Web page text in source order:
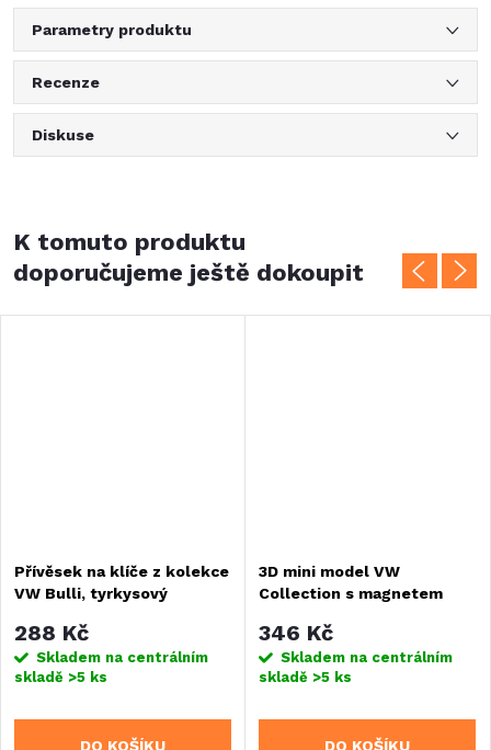
Parametry produktu
Recenze
Diskuse
K tomuto produktu
doporučujeme ještě dokoupit
Přívěsek na klíče z kolekce
VW Bulli, tyrkysový
288 Kč
Skladem na centrálním
skladě >5 ks
DO KOŠÍKU
3D mini model VW
Collection s magnetem
346 Kč
Skladem na centrálním
skladě >5 ks
DO KOŠÍKU